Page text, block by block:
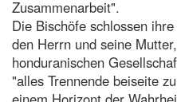
Zusammenarbeit".
Die Bischöfe schlossen
den Herrn und seine
honduranischen
"alles Trennende beiseite